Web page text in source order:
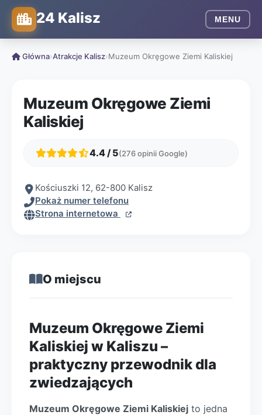
24 Kalisz MENU
Główna›Atrakcje Kalisz›Muzeum Okręgowe Ziemi Kaliskiej
Muzeum Okręgowe Ziemi
Kaliskiej
4.4 / 5(276 opinii Google)
Kościuszki 12, 62-800 Kalisz
Pokaż numer telefonu
Strona internetowa
O miejscu
Muzeum Okręgowe Ziemi
Kaliskiej w Kaliszu –
praktyczny przewodnik dla
zwiedzających
Muzeum Okręgowe Ziemi Kaliskiej to jedna